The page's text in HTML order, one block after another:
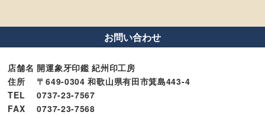
お問い合わせ
店舗名 開運象牙印鑑 紀州印工房
住所
〒649-0304 和歌山県有田市箕島443-4
TEL
0737-23-7567
FAX
0737-23-7568